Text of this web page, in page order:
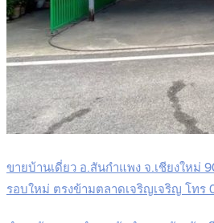
ขายบ้านเดี่ยว อ.สันกำแพง จ.เชียงใหม่
รอบใหม่ ตรงข้ามตลาดเจริญเจริญ โทร